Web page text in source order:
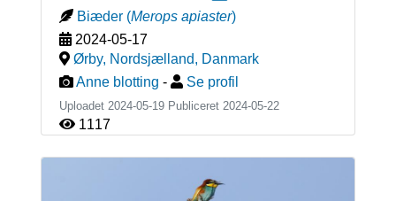
Biæder (Merops apiaster)
2024-05-17
Ørby, Nordsjælland, Danmark
Anne blotting - Se profil
Uploadet 2024-05-19 Publiceret 2024-05-22
1117